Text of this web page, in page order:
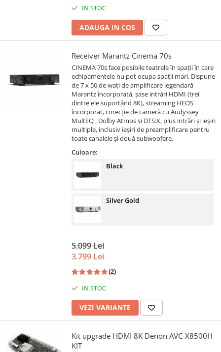
IN STOC
ADAUGA IN COS
Receiver Marantz Cinema 70s
CINEMA 70s face posibile teatrele în spații în care
echipamentele nu pot ocupa spații mari. Dispune
de 7 x 50 de wați de amplificare legendară
Marantz încorporată, șase intrări HDMI (trei
dintre ele suportând 8K), streaming HEOS
încorporat, corecție de cameră cu Audyssey
MultEQ , Dolby Atmos și DTS:X, plus intrări și ieșiri
multiple, inclusiv ieșiri de preamplificare pentru
toate canalele și două subwoofere.
Culoare:
Black
Silver Gold
5.099 Lei
3.799 Lei
(2)
IN STOC
VEZI VARIANTE
Kit upgrade HDMI 8K Denon AVC-X8500H
KIT